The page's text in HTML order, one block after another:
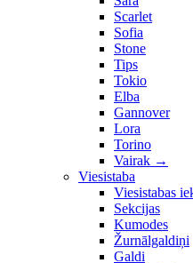
Scarlet
Sofia
Stone
Tips
Tokio
Elba
Gannover
Lora
Torino
Vairak →
Viesistaba
Viesistabas
Sekcijas
Kumodes
Žurnālgaldiņi
Galdi